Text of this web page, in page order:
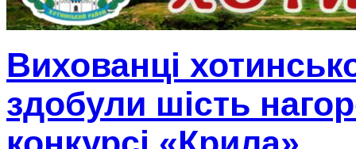
Вихованці
здобули шість